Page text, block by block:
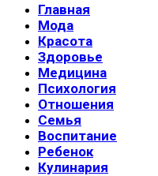
Главная
Мода
Красота
Здоровье
Медицина
Психология
Отношения
Семья
Воспитание
Ребенок
Кулинария